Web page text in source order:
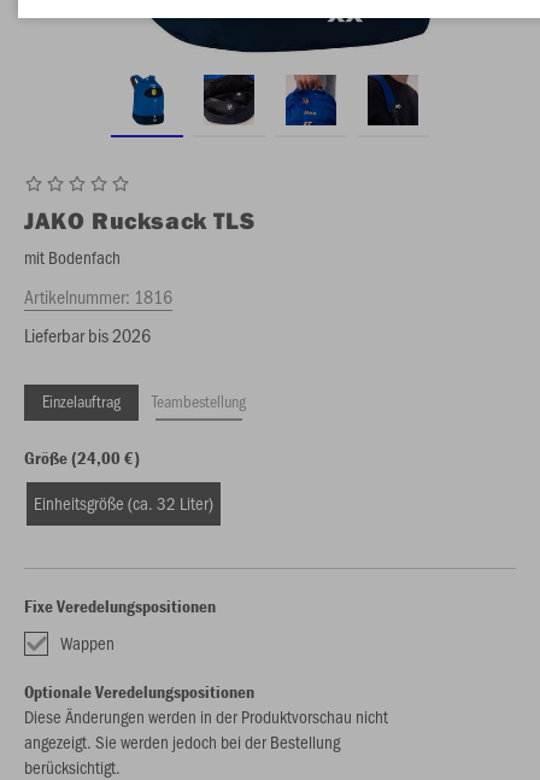
JAKO Rucksack TLS
mit Bodenfach
Artikelnummer: 1816
Lieferbar bis 2026
Einzelauftrag Teambestellung
Größe (24,00 €)
Einheitsgröße (ca. 32 Liter)
Fixe Veredelungspositionen
Wappen
Optionale Veredelungspositionen
Diese Änderungen werden in der Produktvorschau nicht
angezeigt. Sie werden jedoch bei der Bestellung
berücksichtigt.